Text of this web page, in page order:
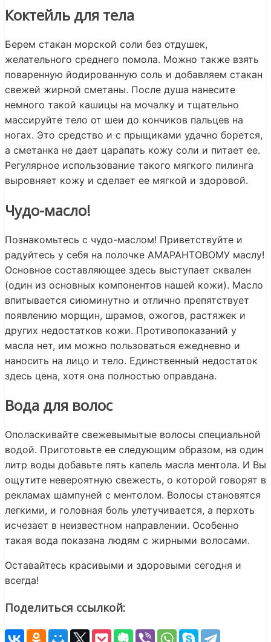
Коктейль для тела
Берем стакан морской соли без отдушек,
желательного среднего помола. Можно также взять
поваренную йодированную соль и добавляем стакан
свежей жирной сметаны. После душа нанесите
немного такой кашицы на мочалку и тщательно
массируйте тело от шеи до кончиков пальцев на
ногах. Это средство и с прыщиками удачно борется,
а сметанка не дает царапать кожу соли и питает ее.
Регулярное использование такого мягкого пилинга
выровняет кожу и сделает ее мягкой и здоровой.
Чудо-масло!
Познакомьтесь с чудо-маслом! Приветствуйте и
радуйтесь у себя на полочке АМАРАНТОВОМУ маслу!
Основное составляющее здесь выступает сквален
(один из основных компонентов нашей кожи). Масло
впитывается сиюминутно и отлично препятствует
появлению морщин, шрамов, ожогов, растяжек и
других недостатков кожи. Противопоказаний у
масла нет, им можно пользоваться ежедневно и
наносить на лицо и тело. Единственный недостаток
здесь цена, хотя она полностью оправдана.
Вода для волос
Ополаскивайте свежевымытые волосы специальной
водой. Приготовьте ее следующим образом, на один
литр воды добавьте пять капель масла ментола. И Вы
ощутите невероятную свежесть, о которой говорят в
рекламах шампуней с ментолом. Волосы становятся
легкими, и головная боль улетучивается, а перхоть
исчезает в неизвестном направлении. Особенно
такая вода показана людям с жирными волосами.
Оставайтесь красивыми и здоровыми сегодня и
всегда!
Поделиться ссылкой: